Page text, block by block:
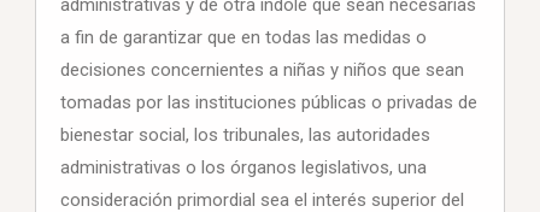
administrativas y de otra índole que sean necesarias
a fin de garantizar que en todas las medidas o
decisiones concernientes a niñas y niños que sean
tomadas por las instituciones públicas o privadas de
bienestar social, los tribunales, las autoridades
administrativas o los órganos legislativos, una
consideración primordial sea el interés superior del